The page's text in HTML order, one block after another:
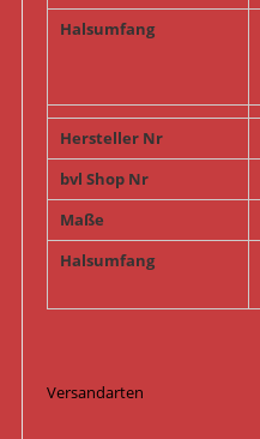
Halsumfang
Hersteller Nr
bvl Shop Nr
Maße
Halsumfang
Versandarten